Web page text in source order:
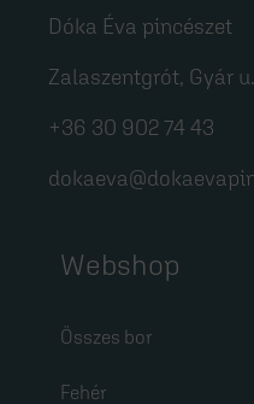
Dóka Éva pincészet
Zalaszentgrót, Gyár
+36 30 902 74 43
Webshop
Összes bor
Fehér